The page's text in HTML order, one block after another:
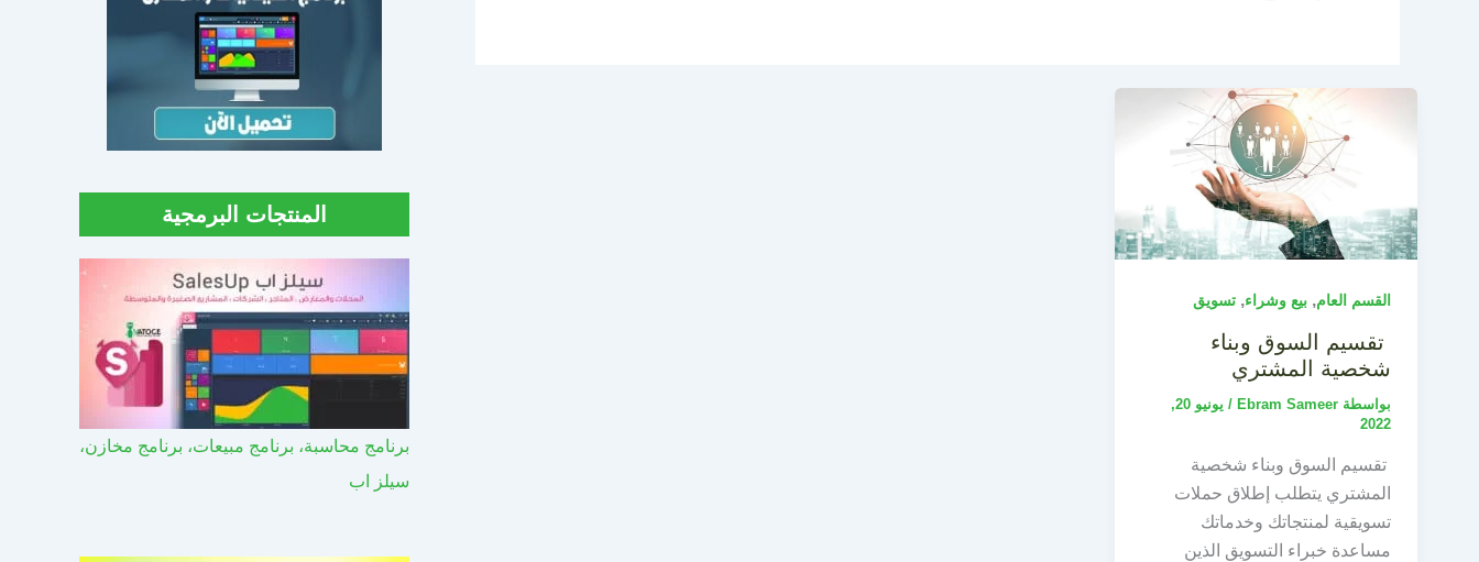
القسم العام, بيع وشراء, تسويق
تقسيم السوق وبناء
شخصية المشتري
بواسطة Ebram Sameer
/
يونيو 20,
2022
تقسيم السوق وبناء شخصية
المشتري يتطلب إطلاق حملات
تسويقية لمنتجاتك وخدماتك
مساعدة خبراء التسويق الذين
المنتجات البرمجية
برنامج محاسبة، برنامج مبيعات، برنامج مخازن،
سيلز اب